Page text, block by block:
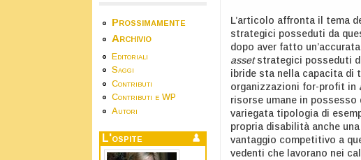
Prossimamente
Archivio
Editoriali
Saggi
Contributi
Contributi e WP
Autori
L'ospite
L’articolo affronta il tema
strategici posseduti da
dopo aver fatto
assetstrategici posseduti
ibride sta nella capacita di
organizzazioni for-profit in
risorse umane in
variegata tipologia di
propria disabilità anche
vantaggio competitivo a
vedenti che lavorano nei